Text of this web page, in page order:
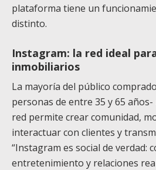
plataforma tiene un
distinto.
Instagram: la red ideal
inmobiliarios
La mayoría del público
personas de entre 35 y 65
red permite crear comunidad,
interactuar con clientes y
“Instagram es social de verdad:
entretenimiento y relaciones